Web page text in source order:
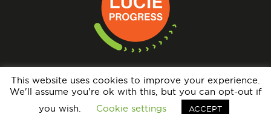
N° IMMATRICULATION OPÉRATEUR DE VOYAGES : IM069140005 - GARANTIE
FINANCIÈRE : APST - BRCP : HISCOX EUROPE UNDERWRITING LIMITED
This website uses cookies to improve your experience.
We'll assume you're ok with this, but you can opt-out if
you wish.
Cookie settings ACCEPT